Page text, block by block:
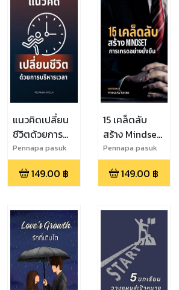
แนวคิดเปลี่ยน
ชีวิตด้วยการ
บริหารเวลา
Pennapa pasuk
149.00 ฿
15 เคล็ดลับ
สร้าง Mindset
การเทรดอย่าง
ยั่งยืน
Pennapa pasuk
149.00 ฿